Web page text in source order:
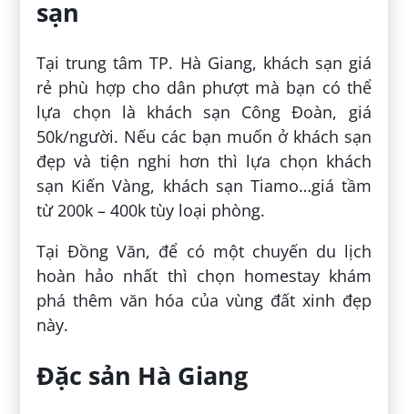
sạn
Tại trung tâm TP. Hà Giang, khách sạn giá
rẻ phù hợp cho dân phượt mà bạn có thể
lựa chọn là khách sạn Công Đoàn, giá
50k/người. Nếu các bạn muốn ở khách sạn
đẹp và tiện nghi hơn thì lựa chọn khách
sạn Kiến Vàng, khách sạn Tiamo…giá tầm
từ 200k – 400k tùy loại phòng.
Tại Đồng Văn, để có một chuyến du lịch
hoàn hảo nhất thì chọn homestay khám
phá thêm văn hóa của vùng đất xinh đẹp
này.
Đặc sản Hà Giang